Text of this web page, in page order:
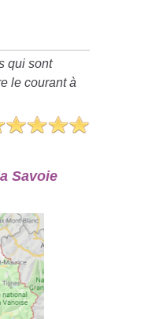
qui sont
le courant à
Savoie